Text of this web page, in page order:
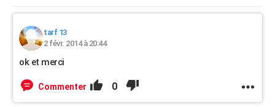
tarf 13
2 févr. 2014 à 20:44
ok et merci
Commenter 0